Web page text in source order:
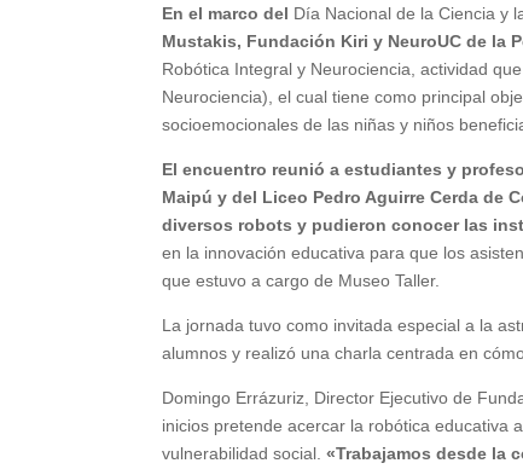
En el marco del Día Nacional de la Ciencia y
Mustakis, Fundación Kiri y NeuroUC de la
Robótica Integral y Neurociencia, actividad
Neurociencia), el cual tiene como principal
socioemocionales de las niñas y niños
El encuentro reunió a estudiantes y
Maipú y del Liceo Pedro Aguirre Cerda de
diversos robots y pudieron conocer las
en la innovación educativa para que los
que estuvo a cargo de Museo Taller.
La jornada tuvo como invitada especial a la
alumnos y realizó una charla centrada en
Domingo Errázuriz, Director Ejecutivo de
inicios pretende acercar la robótica educativa
vulnerabilidad social.«Trabajamos desde la